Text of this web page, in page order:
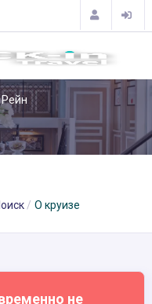
О круизе
не